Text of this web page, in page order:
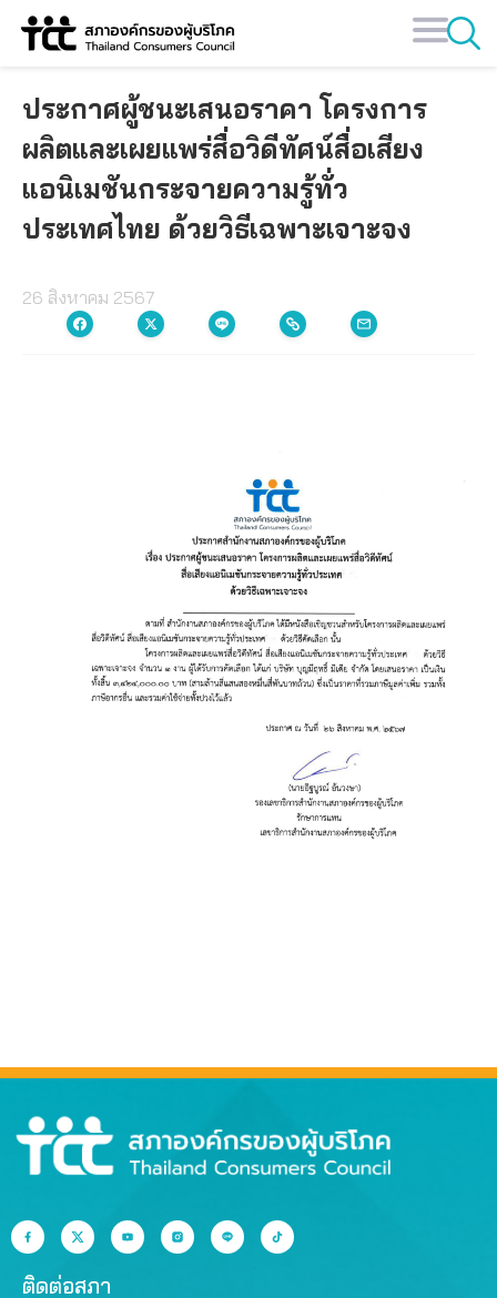
Skip
ประกาศผู้ชนะเสนอราคา โครงการ
ผลิตและเผยแพร่สื่อวิดีทัศน์สื่อเสียง
แอนิเมชันกระจายความรู้ทั่ว
ประเทศไทย ด้วยวิธีเฉพาะเจาะจง
26 สิงหาคม 2567
ติดต่อสภา